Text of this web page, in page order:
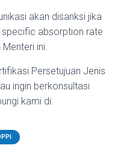
akan disanksi jika
absorption rate
ini.
Persetujuan Jenis
ingin berkonsultasi
kami di: